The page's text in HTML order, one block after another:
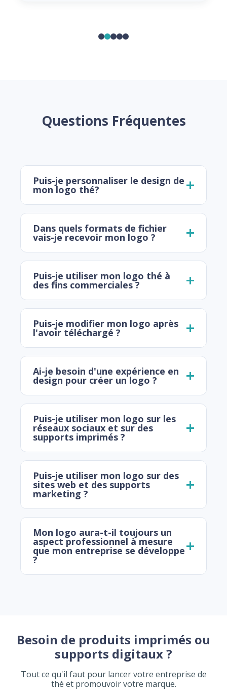
Questions Fréquentes
Puis-je personnaliser le design de
mon logo thé?
Dans quels formats de fichier
vais-je recevoir mon logo ?
Puis-je utiliser mon logo thé à
des fins commerciales ?
Puis-je modifier mon logo après
l'avoir téléchargé ?
Ai-je besoin d'une expérience en
design pour créer un logo ?
Puis-je utiliser mon logo sur les
réseaux sociaux et sur des
supports imprimés ?
Puis-je utiliser mon logo sur des
sites web et des supports
marketing ?
Mon logo aura-t-il toujours un
aspect professionnel à mesure
que mon entreprise se développe
?
Besoin de produits imprimés ou
supports digitaux ?
Tout ce qu'il faut pour lancer votre entreprise de
thé et promouvoir votre marque.